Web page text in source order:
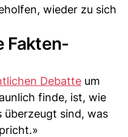
wieder zu sich
Fakten-
Debatte um
finde, ist, wie
überzeugt sind, was